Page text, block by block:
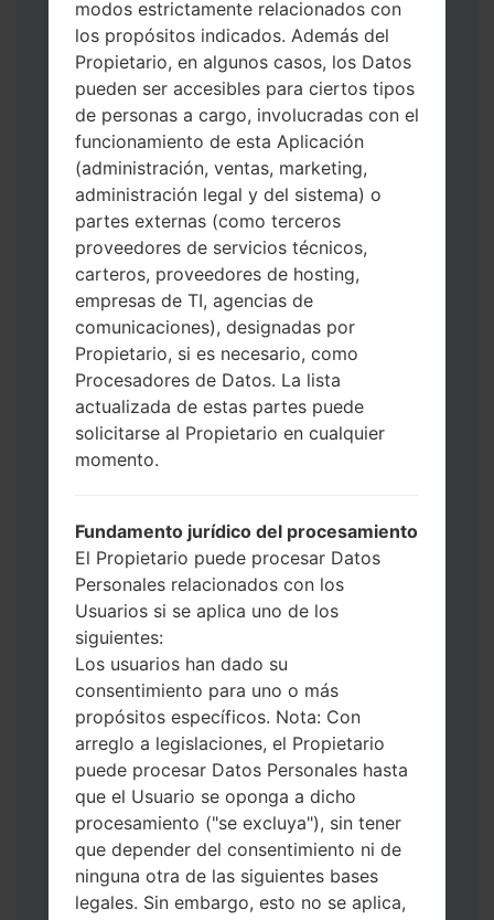
Descargue a su PC: la última versión de
Odin 3.
A continuación, extraiga el archivo de
firmware.
Debe obtener 1 (si es archivo 1, elíjalo aquí)
o 5 (si es archivo 5, selecciónelo aquí):
AP: "Sistema y Recuperación"
CP: "Módem y Radio"
CSC _ ***: "País y región y operador"
HOME_CSC _ ***: "País y regióny
operador"
Agregue todos los archivos a Odin 3.
Si desea hacer clean flash, use CSC _ *** o
use HOME_CSC _ *** para mantener sus
datos y aplicaciones.
Ahora apague su teléfono y entre al Modo
de Descarga. Cómo hacer todos los
Presione y mantenga presionados la
tecla de Encendido, el botón de Subir
volumen y la tecla de Bixby.
Presione y mantenga presionadas las
teclas de Subir y de Bajar volumen y
luego conecte un cable USB.
Presione y mantenga presionados la
tecla de Encendido, el botón de Bajar
volumen y la tecla de Inicio.
Conecte un cable USB, luego
mantenga presionados el botón de Bixby
y la tecla de Bajar volumen.
Presione y mantenga presionados la
tecla de Encendido y el botón de Subir
volumen.
modos estrictamente relacionados con
los propósitos indicados. Además del
Propietario, en algunos casos, los Datos
pueden ser accesibles para ciertos tipos
de personas a cargo, involucradas con el
funcionamiento de esta Aplicación
(administración, ventas, marketing,
administración legal y del sistema) o
partes externas (como terceros
proveedores de servicios técnicos,
carteros, proveedores de hosting,
empresas de TI, agencias de
comunicaciones), designadas por
Propietario, si es necesario, como
Procesadores de Datos. La lista
actualizada de estas partes puede
solicitarse al Propietario en cualquier
momento.
Fundamento jurídico del procesamiento
El Propietario puede procesar Datos
Personales relacionados con los
Usuarios si se aplica uno de los
siguientes:
Los usuarios han dado su
consentimiento para uno o más
propósitos específicos. Nota: Con
arreglo a legislaciones, el Propietario
puede procesar Datos Personales hasta
que el Usuario se oponga a dicho
procesamiento ("se excluya"), sin tener
que depender del consentimiento ni de
ninguna otra de las siguientes bases
legales. Sin embargo, esto no se aplica,